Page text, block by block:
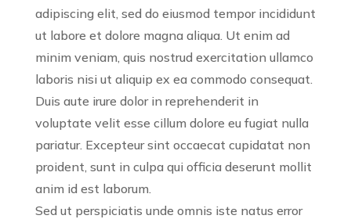
adipiscing elit, sed do eiusmod tempor incididunt
ut labore et dolore magna aliqua. Ut enim ad
minim veniam, quis nostrud exercitation ullamco
laboris nisi ut aliquip ex ea commodo consequat.
Duis aute irure dolor in reprehenderit in
voluptate velit esse cillum dolore eu fugiat nulla
pariatur. Excepteur sint occaecat cupidatat non
proident, sunt in culpa qui officia deserunt mollit
anim id est laborum.
Sed ut perspiciatis unde omnis iste natus error